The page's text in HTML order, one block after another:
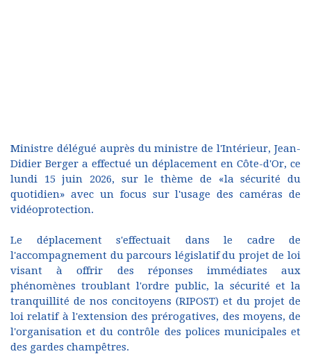
Ministre délégué auprès du ministre de l'Intérieur, Jean-
Didier Berger a effectué un déplacement en Côte-d'Or, ce
lundi 15 juin 2026, sur le thème de «la sécurité du
quotidien» avec un focus sur l'usage des caméras de
vidéoprotection.
Le déplacement s'effectuait dans le cadre de
l'accompagnement du parcours législatif du projet de loi
visant à offrir des réponses immédiates aux
phénomènes troublant l'ordre public, la sécurité et la
tranquillité de nos concitoyens (RIPOST) et du projet de
loi relatif à l'extension des prérogatives, des moyens, de
l'organisation et du contrôle des polices municipales et
des gardes champêtres.